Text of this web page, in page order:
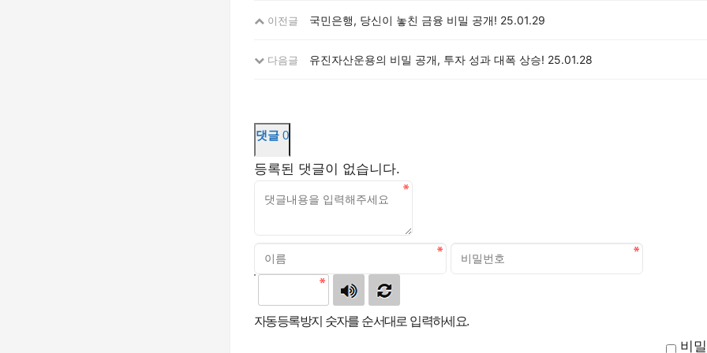
이전글 국민은행, 당신이 놓친 금융 비밀 공개! 25.01.29
다음글 유진자산운용의 비밀 공개, 투자 성과 대폭 상승! 25.01.28
댓글 0
등록된 댓글이 없습니다.
자동등록방지 숫자를 순서대로 입력하세요.
비